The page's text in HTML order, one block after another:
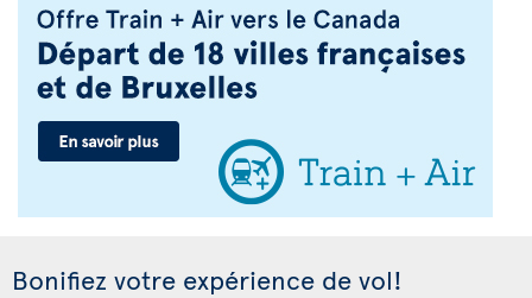
Bonifiez votre expérience de vol!